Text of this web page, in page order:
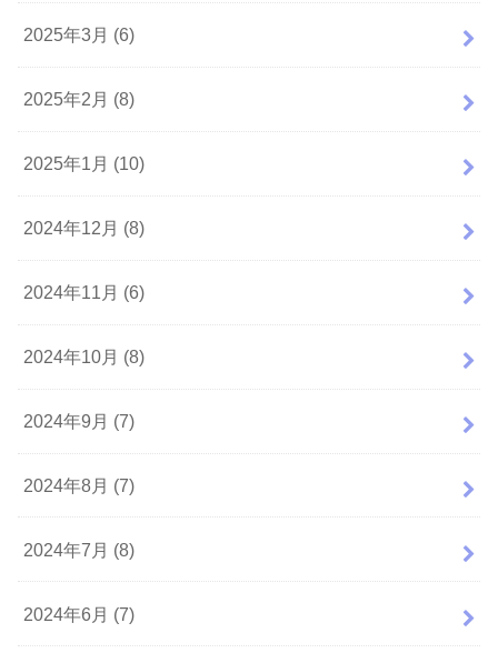
2025年3月 (6)
2025年2月 (8)
2025年1月 (10)
2024年12月 (8)
2024年11月 (6)
2024年10月 (8)
2024年9月 (7)
2024年8月 (7)
2024年7月 (8)
2024年6月 (7)